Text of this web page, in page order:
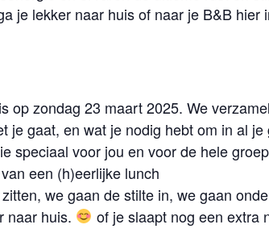
je lekker naar huis of naar je B&B
op zondag 23 maart 2025. We
je gaat, en wat je nodig hebt om in al
speciaal voor jou en voor de hele
een (h)eerlijke lunch
we gaan de stilte in, we gaan
naar huis.
of je slaapt nog een extra